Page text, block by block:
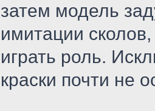
затем модель
имитации
играть роль.
краски почти не